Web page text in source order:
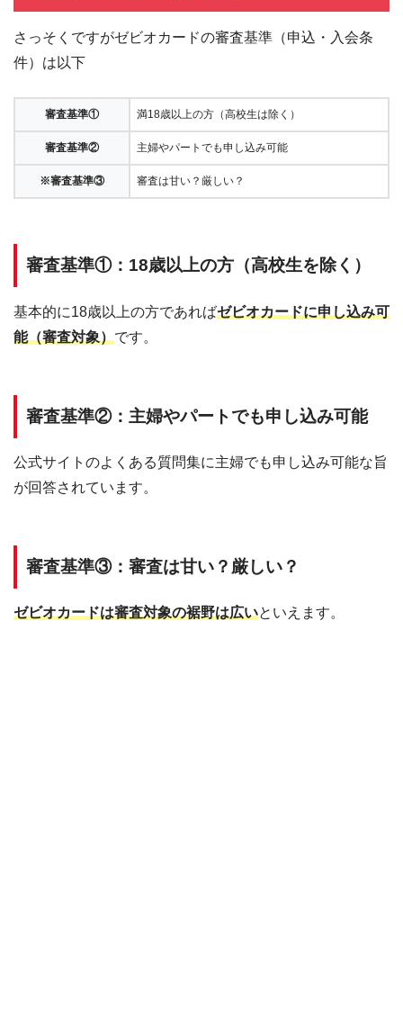
さっそくですがゼビオカードの審査基準（申込・入会条
件）は以下
審査基準① 満18歳以上の方（高校生は除く）
審査基準② 主婦やパートでも申し込み可能
※審査基準③ 審査は甘い？厳しい？
審査基準①：18歳以上の方（高校生を除く）
基本的に18歳以上の方であればゼビオカードに申し込み可
能（審査対象）です。
審査基準②：主婦やパートでも申し込み可能
公式サイトのよくある質問集に主婦でも申し込み可能な旨
が回答されています。
審査基準③：審査は甘い？厳しい？
ゼビオカードは審査対象の裾野は広いといえます。